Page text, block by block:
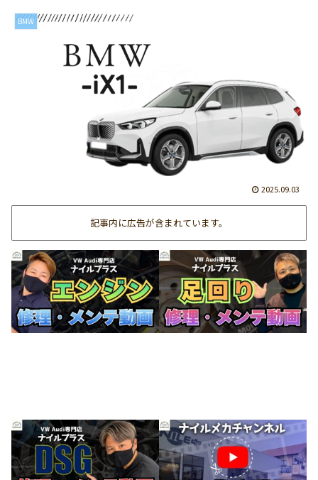
BMW
2025.09.03
記事内に広告が含まれています。